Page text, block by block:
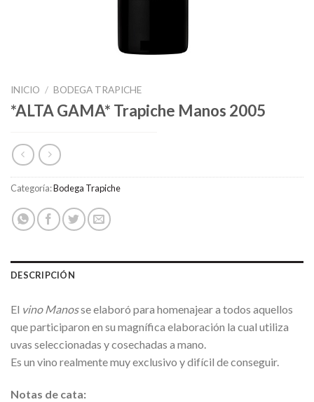
INICIO / BODEGA TRAPICHE
*ALTA GAMA* Trapiche Manos 2005
Categoría:Bodega Trapiche
DESCRIPCIÓN
El vino Manosse elaboró para homenajear a todos aquellos
que participaron en su magnífica elaboración la cual utiliza
uvas seleccionadas y cosechadas a mano.
Es un vino realmente muy exclusivo y difícil de conseguir.
Notas de cata: